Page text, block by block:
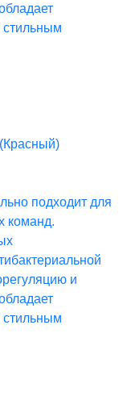
стильным
подходит для
команд.
и
стильным